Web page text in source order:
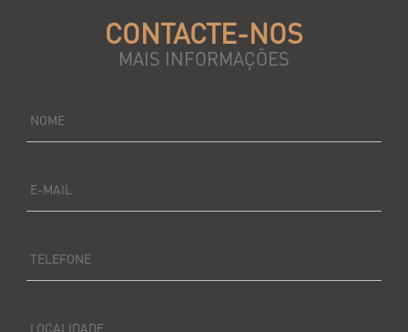
CONTACTE-NOS
MAIS INFORMAÇÕES
NOME
E-MAIL
TELEFONE
LOCALIDADE